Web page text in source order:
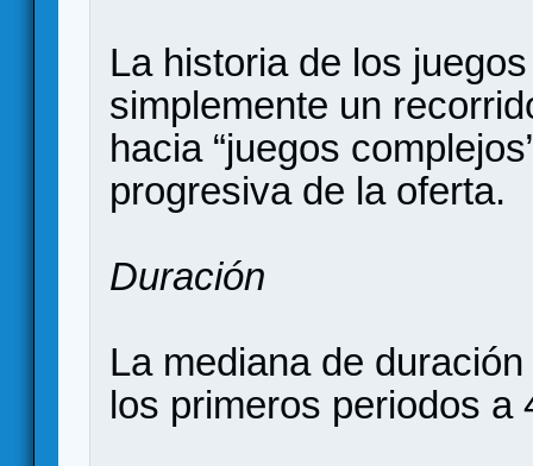
La historia de los
simplemente un
hacia “juegos
progresiva de la oferta.
Duración
La mediana de
los primeros periodos a